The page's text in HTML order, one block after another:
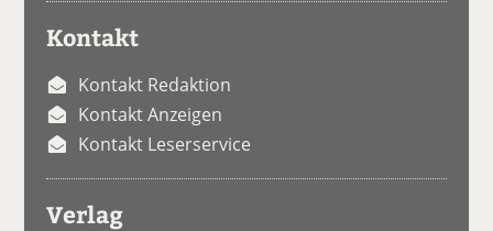
Kontakt
Kontakt Redaktion
Kontakt Anzeigen
Kontakt Leserservice
Verlag